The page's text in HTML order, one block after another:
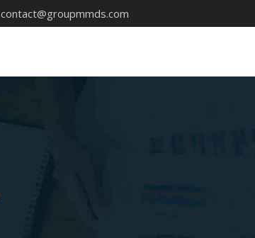
contact@groupmmds.com